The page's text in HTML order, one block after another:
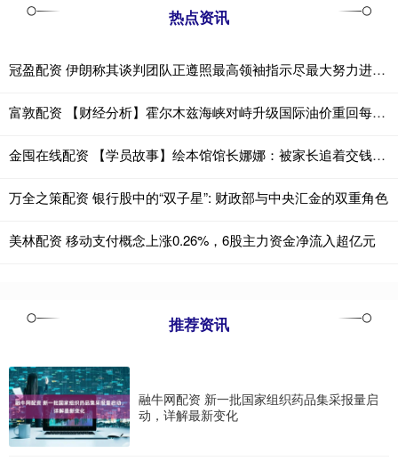
热点资讯
冠盈配资 伊朗称其谈判团队正遵照最高领袖指示尽最大努力进行外交斡旋
富敦配资 【财经分析】霍尔木兹海峡对峙升级国际油价重回每桶100美元关口 近期或保持高位震荡运行
金囤在线配资 【学员故事】绘本馆馆长娜娜：被家长追着交钱，续费率增长12倍！
万全之策配资 银行股中的“双子星”: 财政部与中央汇金的双重角色
美林配资 移动支付概念上涨0.26%，6股主力资金净流入超亿元
推荐资讯
融牛网配资 新一批国家组织药品集采报量启
动，详解最新变化